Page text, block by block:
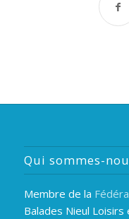
Qui sommes-
Membre de la
Balades Nieul